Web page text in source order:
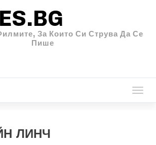
За Които Си Струва Да Се
Пише
ЛИНЧ